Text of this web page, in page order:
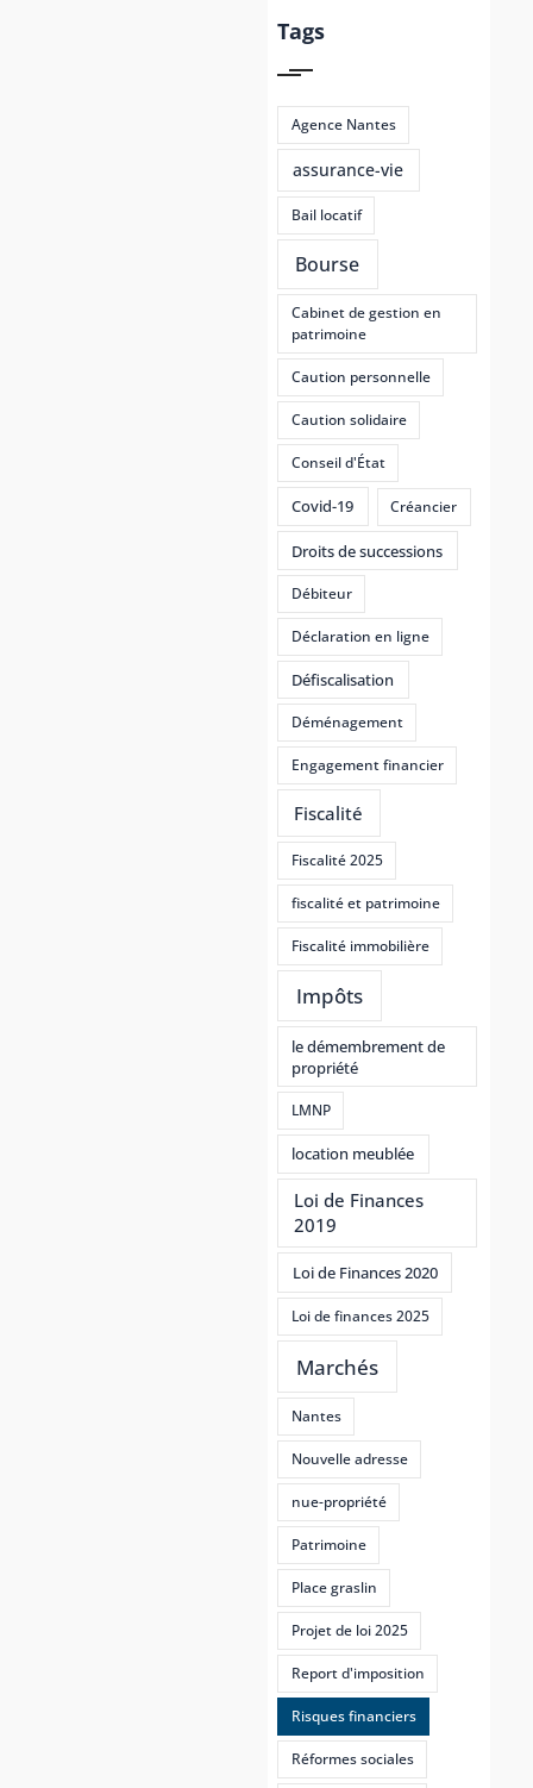
Tags
Agence Nantes
assurance-vie
Bail locatif
Bourse
Cabinet de gestion en
patrimoine
Caution personnelle
Caution solidaire
Conseil d'État
Covid-19 Créancier
Droits de successions
Débiteur
Déclaration en ligne
Défiscalisation
Déménagement
Engagement financier
Fiscalité
Fiscalité 2025
fiscalité et patrimoine
Fiscalité immobilière
Impôts
le démembrement de
propriété
LMNP
location meublée
Loi de Finances
2019
Loi de Finances 2020
Loi de finances 2025
Marchés
Nantes
Nouvelle adresse
nue-propriété
Patrimoine
Place graslin
Projet de loi 2025
Report d'imposition
Risques financiers
Réformes sociales